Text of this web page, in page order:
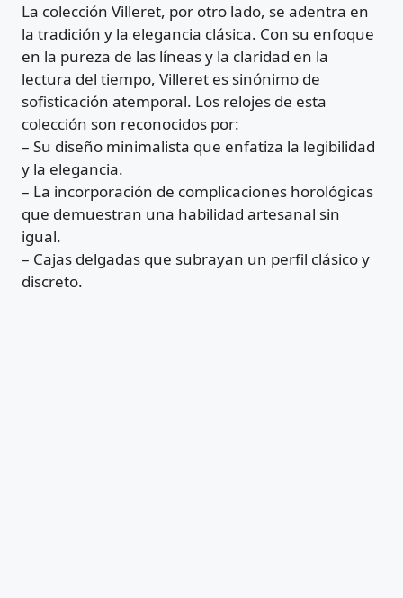
La colección Villeret, por otro lado, se adentra en
la tradición y la elegancia clásica. Con su enfoque
en la pureza de las líneas y la claridad en la
lectura del tiempo, Villeret es sinónimo de
sofisticación atemporal. Los relojes de esta
colección son reconocidos por:
– Su diseño minimalista que enfatiza la legibilidad
y la elegancia.
– La incorporación de complicaciones horológicas
que demuestran una habilidad artesanal sin
igual.
– Cajas delgadas que subrayan un perfil clásico y
discreto.